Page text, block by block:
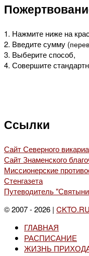
1. Нажмите ниже на
2. Введите сумму (
3. Выберите способ,
4. Совершите
Ссылки
Сайт Северного
Сайт Знаменского
Миссионерские
Стенгазета
Путеводитель
© 2007 - 2026 | CKTO.RU
ГЛАВНАЯ
РАСПИСАНИЕ
ЖИЗНЬ